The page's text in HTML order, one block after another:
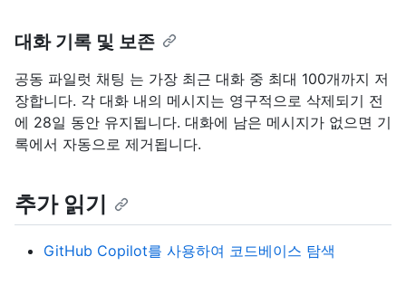
대화 기록 및 보존
공동 파일럿 채팅 는 가장 최근 대화 중 최대 100개까지 저
장합니다. 각 대화 내의 메시지는 영구적으로 삭제되기 전
에 28일 동안 유지됩니다. 대화에 남은 메시지가 없으면 기
록에서 자동으로 제거됩니다.
추가 읽기
GitHub Copilot를 사용하여 코드베이스 탐색